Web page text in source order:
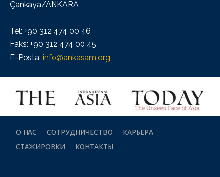
Çankaya/ANKARA
Tel: +90 312 474 00 46
Faks: +90 312 474 00 45
E-Posta: info@ankasam.org
О НАС СОТРУДНИЧЕСТВО
КАРЬЕРА
СТАЖИРОВКИ
КОНТАКТЫ